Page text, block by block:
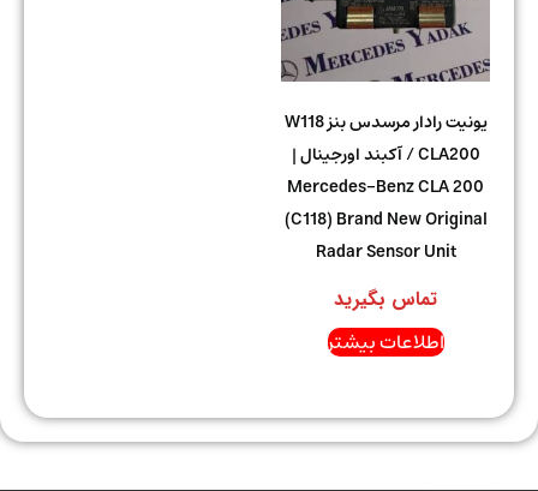
یونیت رادار مرسدس بنز W118
/ CLA200 آکبند اورجینال |
Mercedes-Benz CLA 200
(C118) Brand New Original
Radar Sensor Unit
تماس بگیرید
اطلاعات بیشتر